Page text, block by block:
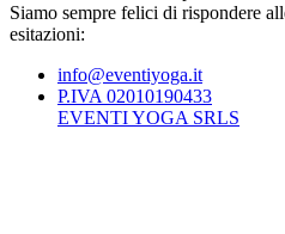
Siamo sempre felici di rispondere
esitazioni:
info@eventiyoga.it
P.IVA 02010190433
EVENTI YOGA SRLS